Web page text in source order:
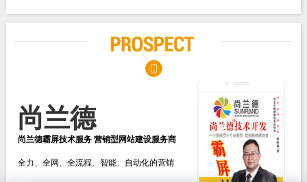
尚兰德
尚兰德霸屏技术服务 营销型网站建设服务商
全力、全网、全流程、智能、自动化的营销